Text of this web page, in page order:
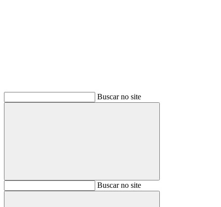
Buscar no site
BuscarBuscar no site